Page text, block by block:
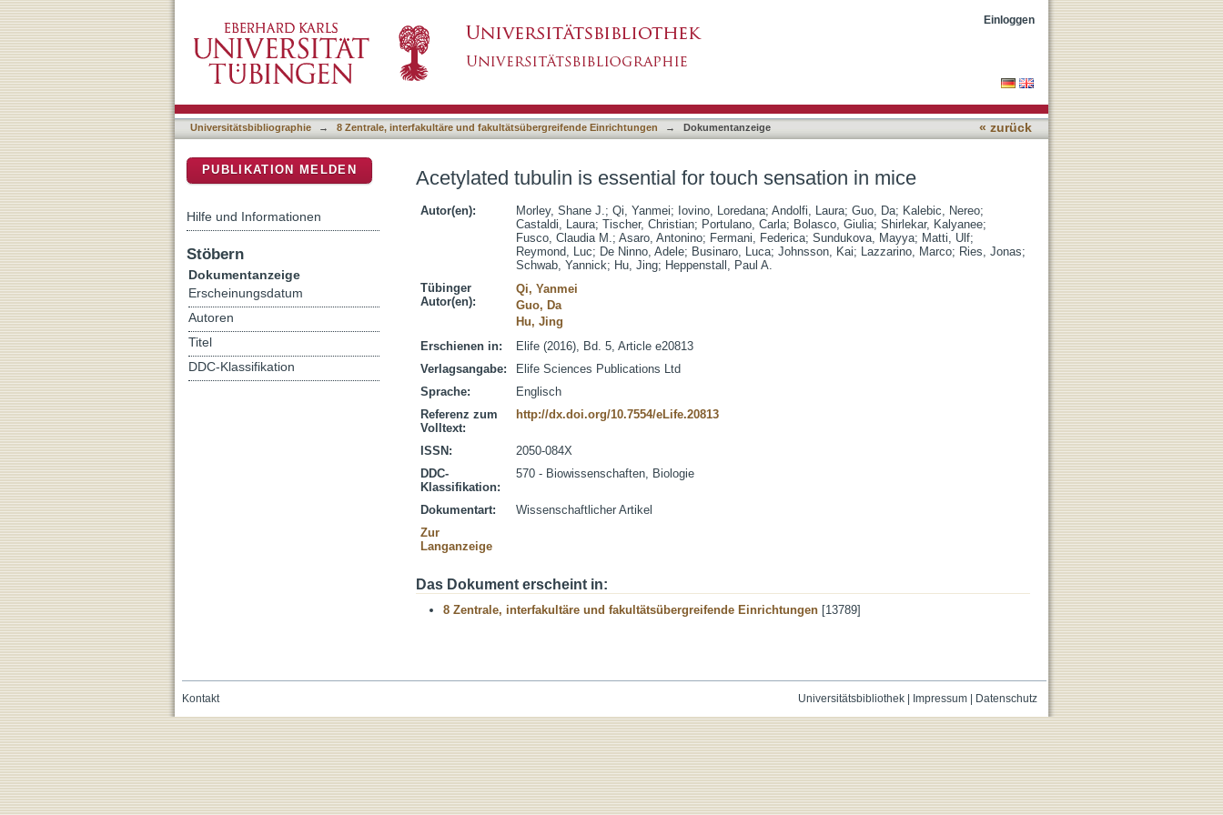
Einloggen
Universitätsbibliographie → 8 Zentrale, interfakultäre und fakultätsübergreifende Einrichtungen → Dokumentanzeige « zurück
Acetylated tubulin is essential for touch sensation in mice
Autor(en): Morley, Shane J.; Qi, Yanmei; Iovino, Loredana; Andolfi, Laura; Guo, Da; Kalebic, Nereo;
Castaldi, Laura; Tischer, Christian; Portulano, Carla; Bolasco, Giulia; Shirlekar, Kalyanee;
Fusco, Claudia M.; Asaro, Antonino; Fermani, Federica; Sundukova, Mayya; Matti, Ulf;
Reymond, Luc; De Ninno, Adele; Businaro, Luca; Johnsson, Kai; Lazzarino, Marco; Ries, Jonas;
Schwab, Yannick; Hu, Jing; Heppenstall, Paul A.
Tübinger
Autor(en):
Qi, Yanmei
Guo, Da
Hu, Jing
Erschienen in:
Elife (2016), Bd. 5, Article e20813
Verlagsangabe:
Elife Sciences Publications Ltd
Sprache:
Englisch
Referenz zum
Volltext:
http://dx.doi.org/10.7554/eLife.20813
ISSN:
2050-084X
DDC-
Klassifikation:
570 - Biowissenschaften, Biologie
Dokumentart:
Wissenschaftlicher Artikel
Zur
Langanzeige
Das Dokument erscheint in:
8 Zentrale, interfakultäre und fakultätsübergreifende Einrichtungen [13789]
PUBLIKATION MELDEN
Hilfe und Informationen
Stöbern
Dokumentanzeige
Erscheinungsdatum
Autoren
Titel
DDC-Klassifikation
Universitätsbibliothek| Impressum| Datenschutz
Kontakt